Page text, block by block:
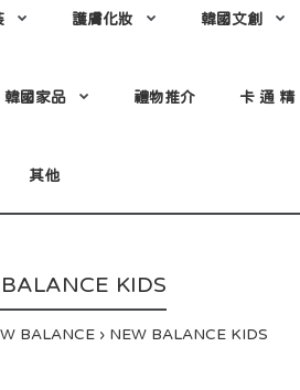
護膚化妝 韓國文創
韓國家品 禮物推介 卡 通 精
其他
KIDS
BALANCE NEW BALANCE KIDS